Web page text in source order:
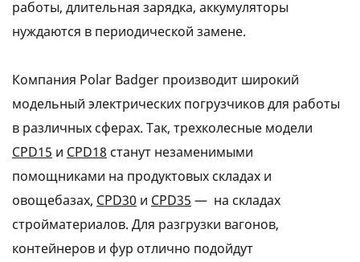
работы, длительная зарядка, аккумуляторы
нуждаются в периодической замене.
Компания Polar Badger производит широкий
модельный электрических погрузчиков для работы
в различных сферах. Так, трехколесные модели
CPD15 и CPD18 станут незаменимыми
помощниками на продуктовых складах и
овощебазах, CPD30 и CPD35 — на складах
стройматериалов. Для разгрузки вагонов,
контейнеров и фур отлично подойдут